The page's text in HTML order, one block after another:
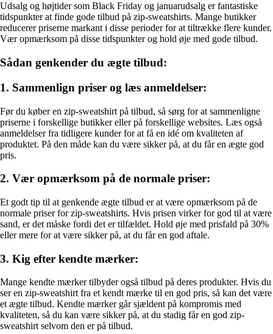
Udsalg og højtider som Black Friday og januarudsalg er fantastiske
tidspunkter at finde gode tilbud på zip-sweatshirts. Mange butikker
reducerer priserne markant i disse perioder for at tiltrække flere kunder.
Vær opmærksom på disse tidspunkter og hold øje med gode tilbud.
Sådan genkender du ægte tilbud:
1. Sammenlign priser og læs anmeldelser:
Før du køber en zip-sweatshirt på tilbud, så sørg for at sammenligne
priserne i forskellige butikker eller på forskellige websites. Læs også
anmeldelser fra tidligere kunder for at få en idé om kvaliteten af
produktet. På den måde kan du være sikker på, at du får en ægte god
pris.
2. Vær opmærksom på de normale priser:
Et godt tip til at genkende ægte tilbud er at være opmærksom på de
normale priser for zip-sweatshirts. Hvis prisen virker for god til at være
sand, er det måske fordi det er tilfældet. Hold øje med prisfald på 30%
eller mere for at være sikker på, at du får en god aftale.
3. Kig efter kendte mærker:
Mange kendte mærker tilbyder også tilbud på deres produkter. Hvis du
ser en zip-sweatshirt fra et kendt mærke til en god pris, så kan det være
et ægte tilbud. Kendte mærker går sjældent på kompromis med
kvaliteten, så du kan være sikker på, at du stadig får en god zip-
sweatshirt selvom den er på tilbud.